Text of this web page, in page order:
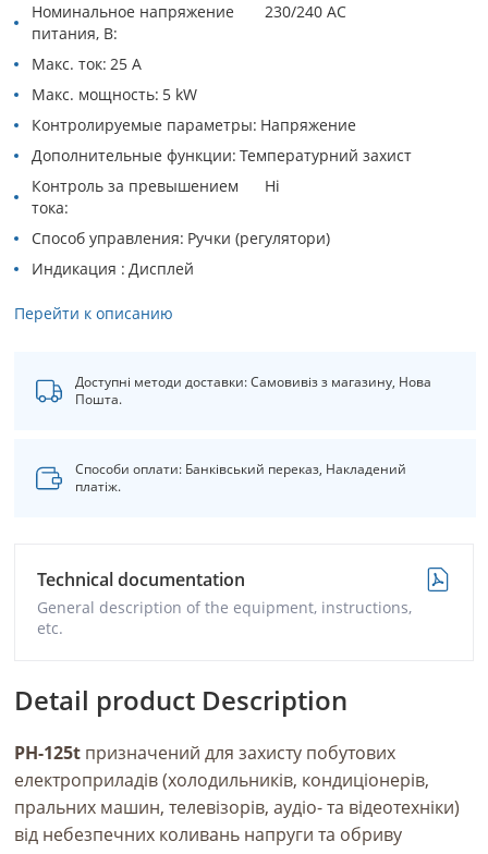
Номинальное напряжение
питания, В
230/240 АC
Макс. ток 25 A
Макс. мощность 5 kW
Контролируемые параметры Напряжение
Дополнительные функции Температурний захист
Контроль за превышением
тока
Ні
Способ управления Ручки (регулятори)
Индикация
Дисплей
Перейти к описанию
Доступні методи доставки: Самовивіз з магазину, Нова
Пошта.
Способи оплати: Банківський переказ, Накладений
платіж.
Technical documentation
General description of the equipment, instructions,
etc.
Detail product Description
РН-125t призначений для захисту побутових
електроприладів (холодильників, кондиціонерів,
пральних машин, телевізорів, аудіо- та відеотехніки)
від небезпечних коливань напруги та обриву